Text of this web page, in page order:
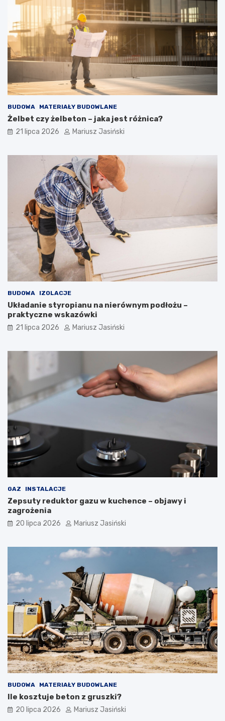
BUDOWA MATERIAŁY BUDOWLANE
Żelbet czy żelbeton – jaka jest różnica?
21 lipca 2026 Mariusz Jasiński
BUDOWA IZOLACJE
Układanie styropianu na nierównym podłożu –
praktyczne wskazówki
21 lipca 2026 Mariusz Jasiński
GAZ INSTALACJE
Zepsuty reduktor gazu w kuchence – objawy i
zagrożenia
20 lipca 2026 Mariusz Jasiński
BUDOWA MATERIAŁY BUDOWLANE
Ile kosztuje beton z gruszki?
20 lipca 2026 Mariusz Jasiński